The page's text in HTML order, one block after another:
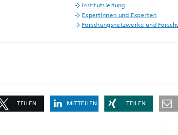
Institutsleitung
Expertinnen und Experten
Forschungsnetzwerke und
TEILEN MITTEILEN TEILEN